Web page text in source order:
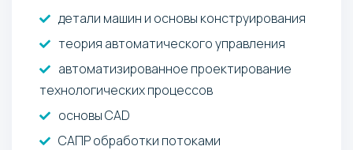
детали машин и основы конструирования
теория автоматического управления
автоматизированное проектирование
технологических процессов
основы CAD
САПР обработки потоками